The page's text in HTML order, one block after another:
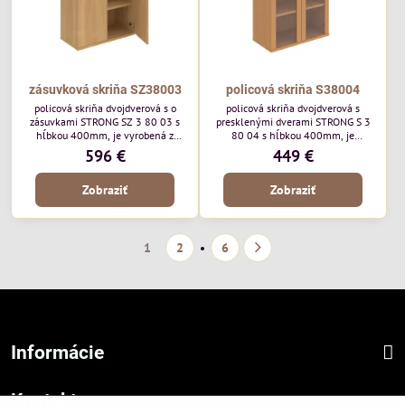
zásuvková skriňa SZ38003
policová skriňa dvojdverová s o
zásuvkami STRONG SZ 3 80 03 s
hĺbkou 400mm, je vyrobená z
kvalitnej laminovanej drevotriesky,
ktorú ponúkame v 8 farebných
odtieňoch. Vrchná doska a dno majú
hrúbku 25mm a na prednej strane
596 €
Zobraziť
policová skriňa S38004
policová skriňa dvojdverová s
presklenými dverami STRONG S 3
80 04 s hĺbkou 400mm, je
vyrobená z kvalitnej laminovanej
drevotriesky, ktorú ponúkame v 8
farebných odtieňoch. Vrchná doska
a dno majú hrúbku 25mm a na
prednej strane je 2mm ABS hrana.
449 €
Zobraziť
1 2 6
Informácie
Kontakt